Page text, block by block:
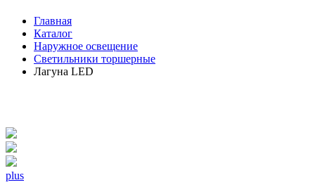
Главная
Каталог
Наружное освещение
Светильники торшерные
Лагуна LED
plus